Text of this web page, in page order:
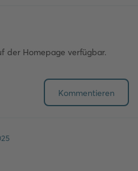
der Homepage verfügbar.
Kommentieren